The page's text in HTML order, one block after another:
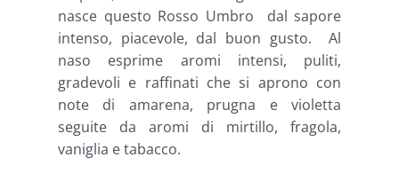
nasce questo Rosso Umbro dal sapore
intenso, piacevole, dal buon gusto. Al
naso esprime aromi intensi, puliti,
gradevoli e raffinati che si aprono con
note di amarena, prugna e violetta
seguite da aromi di mirtillo, fragola,
vaniglia e tabacco.